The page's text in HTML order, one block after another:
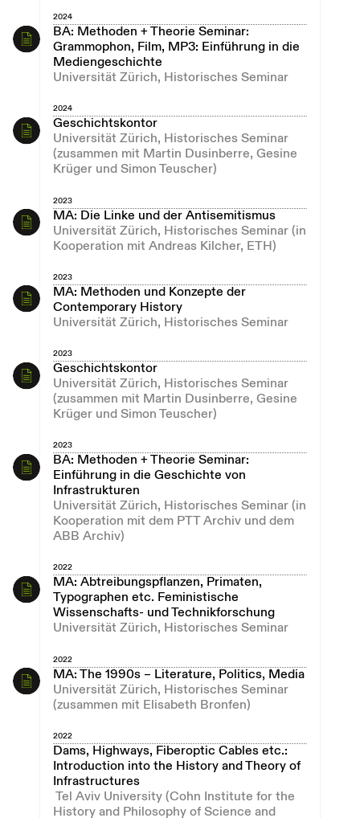
2024
BA: Methoden + Theorie Seminar:
Grammophon, Film, MP3: Einführung in die
Mediengeschichte
Universität Zürich, Historisches Seminar
2024
Geschichtskontor
Universität Zürich, Historisches Seminar
(zusammen mit Martin Dusinberre, Gesine
Krüger und Simon Teuscher)
2023
MA: Die Linke und der Antisemitismus
Universität Zürich, Historisches Seminar (in
Kooperation mit Andreas Kilcher, ETH)
2023
MA: Methoden und Konzepte der
Contemporary History
Universität Zürich, Historisches Seminar
2023
Geschichtskontor
Universität Zürich, Historisches Seminar
(zusammen mit Martin Dusinberre, Gesine
Krüger und Simon Teuscher)
2023
BA: Methoden + Theorie Seminar:
Einführung in die Geschichte von
Infrastrukturen
Universität Zürich, Historisches Seminar (in
Kooperation mit dem PTT Archiv und dem
ABB Archiv)
2022
MA: Abtreibungspflanzen, Primaten,
Typographen etc. Feministische
Wissenschafts- und Technikforschung
Universität Zürich, Historisches Seminar
2022
MA: The 1990s – Literature, Politics, Media
Universität Zürich, Historisches Seminar
(zusammen mit Elisabeth Bronfen)
2022
Dams, Highways, Fiberoptic Cables etc.:
Introduction into the History and Theory of
Infrastructures
Tel Aviv University (Cohn Institute for the
History and Philosophy of Science and